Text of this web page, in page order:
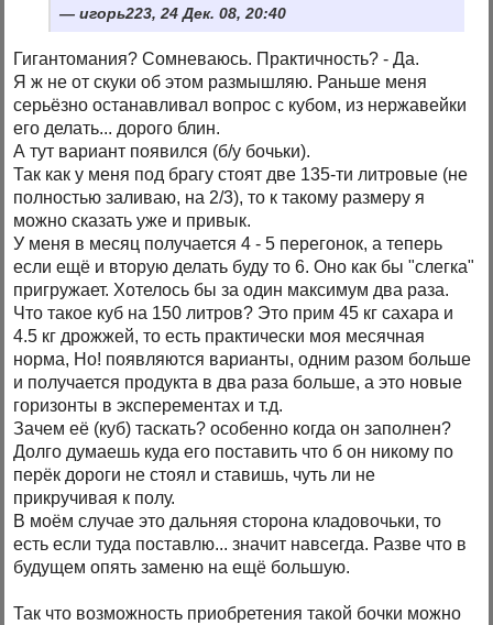
игорь223, 24 Дек. 08, 20:40
Гигантомания? Сомневаюсь. Практичность? - Да.
Я ж не от скуки об этом размышляю. Раньше меня
серьёзно останавливал вопрос с кубом, из нержавейки
его делать... дорого блин.
А тут вариант появился (б/у бочьки).
Так как у меня под брагу стоят две 135-ти литровые (не
полностью заливаю, на 2/3), то к такому размеру я
можно сказать уже и привык.
У меня в месяц получается 4 - 5 перегонок, а теперь
если ещё и вторую делать буду то 6. Оно как бы "слегка"
пригружает. Хотелось бы за один максимум два раза.
Что такое куб на 150 литров? Это прим 45 кг сахара и
4.5 кг дрожжей, то есть практически моя месячная
норма, Но! появляются варианты, одним разом больше
и получается продукта в два раза больше, а это новые
горизонты в эксперементах и т.д.
Зачем её (куб) таскать? особенно когда он заполнен?
Долго думаешь куда его поставить что б он никому по
перёк дороги не стоял и ставишь, чуть ли не
прикручивая к полу.
В моём случае это дальняя сторона кладовочьки, то
есть если туда поставлю... значит навсегда. Разве что в
будущем опять заменю на ещё большую.
Так что возможность приобретения такой бочки можно